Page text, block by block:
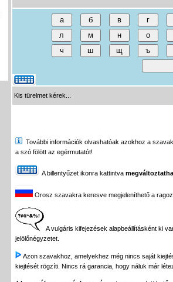
Kis türelmet kérek...
További információk olvashatóak azokhoz a
a szó fölött az egérmutatót!
A billentyűzet ikonra kattintva
Orosz szavakra keresve megjeleníthető a
A vulgáris kifejezések alapbeállításként ki
jelölőnégyzetet.
Azon szavakhoz, amelyekhez még nincs saját
kiejtését rögzíti. Nincs rá garancia, hogy náluk már